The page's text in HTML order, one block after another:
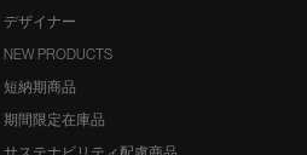
デザイナー
NEW PRODUCTS
短納期商品
期間限定在庫品